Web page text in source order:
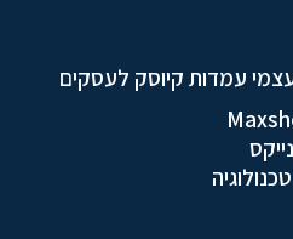
עמדות קיוסק לעסקים
נייקס